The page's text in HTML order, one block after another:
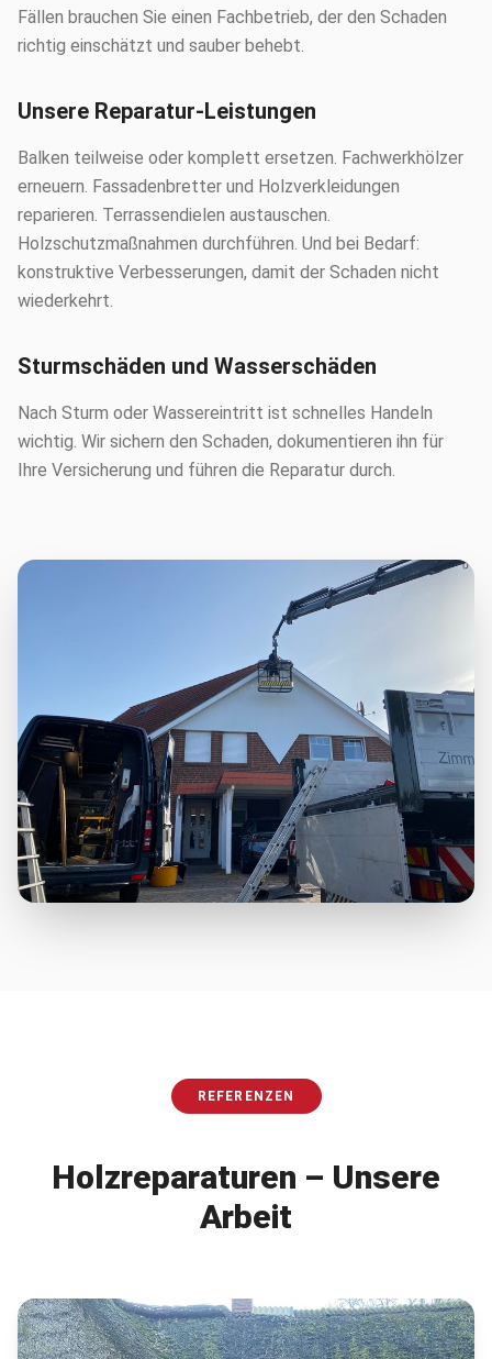
Fällen brauchen Sie einen Fachbetrieb, der den Schaden
richtig einschätzt und sauber behebt.
Unsere Reparatur-Leistungen
Balken teilweise oder komplett ersetzen. Fachwerkhölzer
erneuern. Fassadenbretter und Holzverkleidungen
reparieren. Terrassendielen austauschen.
Holzschutzmaßnahmen durchführen. Und bei Bedarf:
konstruktive Verbesserungen, damit der Schaden nicht
wiederkehrt.
Sturmschäden und Wasserschäden
Nach Sturm oder Wassereintritt ist schnelles Handeln
wichtig. Wir sichern den Schaden, dokumentieren ihn für
Ihre Versicherung und führen die Reparatur durch.
REFERENZEN
Holzreparaturen – Unsere
Arbeit